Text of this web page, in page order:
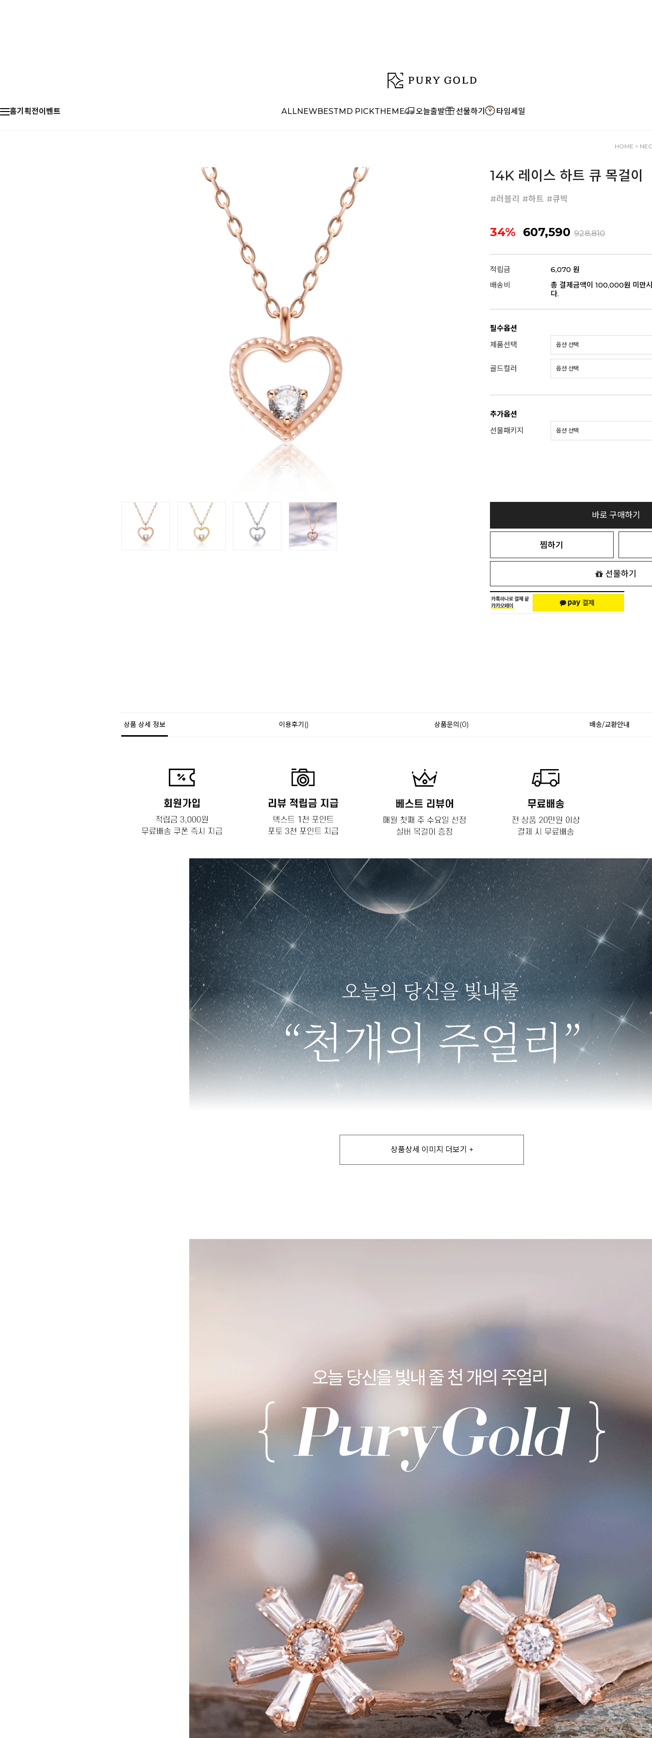
홈기획전이벤트 ALLNEWBESTMD PICKTHEME 오늘출발 선물하기 타임세일
HOME >
14K 레이스 하트 큐 목걸이
#러블리 #하트 #큐빅
34% 607,590 928,810
적립금
6,070 원
배송비
총 결제금액이 100,000원 미만
다.
필수옵션
제품선택
골드컬러
추가옵션
선물패키지
바로 구매하기
찜하기
선물하기
상품 상세 정보 이용후기() 상품문의(0) 배송/교환안내
상품상세 이미지 더보기 +